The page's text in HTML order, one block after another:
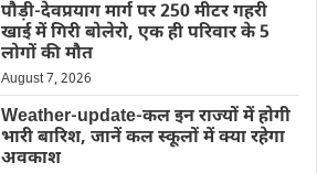
पौड़ी-देवप्रयाग मार्ग पर 250 मीटर गहरी
खाई में गिरी बोलेरो, एक ही परिवार के 5
लोगों की मौत
August 7, 2026
Weather-update-कल इन राज्यों में होगी
भारी बारिश, जानें कल स्कूलों में क्या रहेगा
अवकाश